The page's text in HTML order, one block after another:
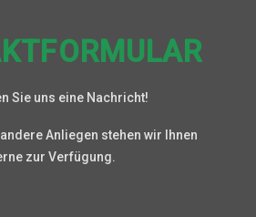
Sie uns eine Nachricht!
Anliegen stehen wir Ihnen
zur Verfügung.